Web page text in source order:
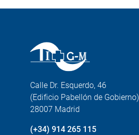
Calle Dr. Esquerdo, 46
(Edificio Pabellón de Gobierno)
28007 Madrid
(+34) 914 265 115